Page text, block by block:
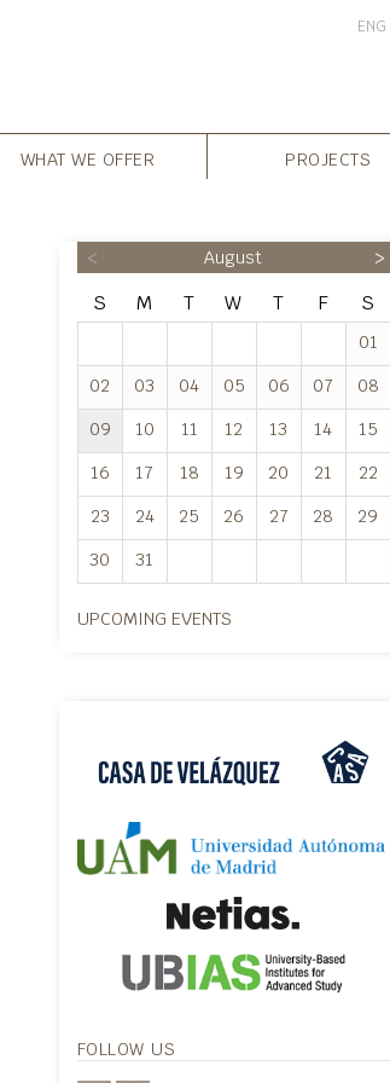
ENG
WHAT WE OFFER PROJECTS
< August >
S M T W T F S
01
02
03 04 05 06 07
08
09
10 11 12 13 14
15
16
17 18 19 20 21
22
23
24 25 26 27 28
29
30
31
UPCOMING EVENTS
FOLLOW US